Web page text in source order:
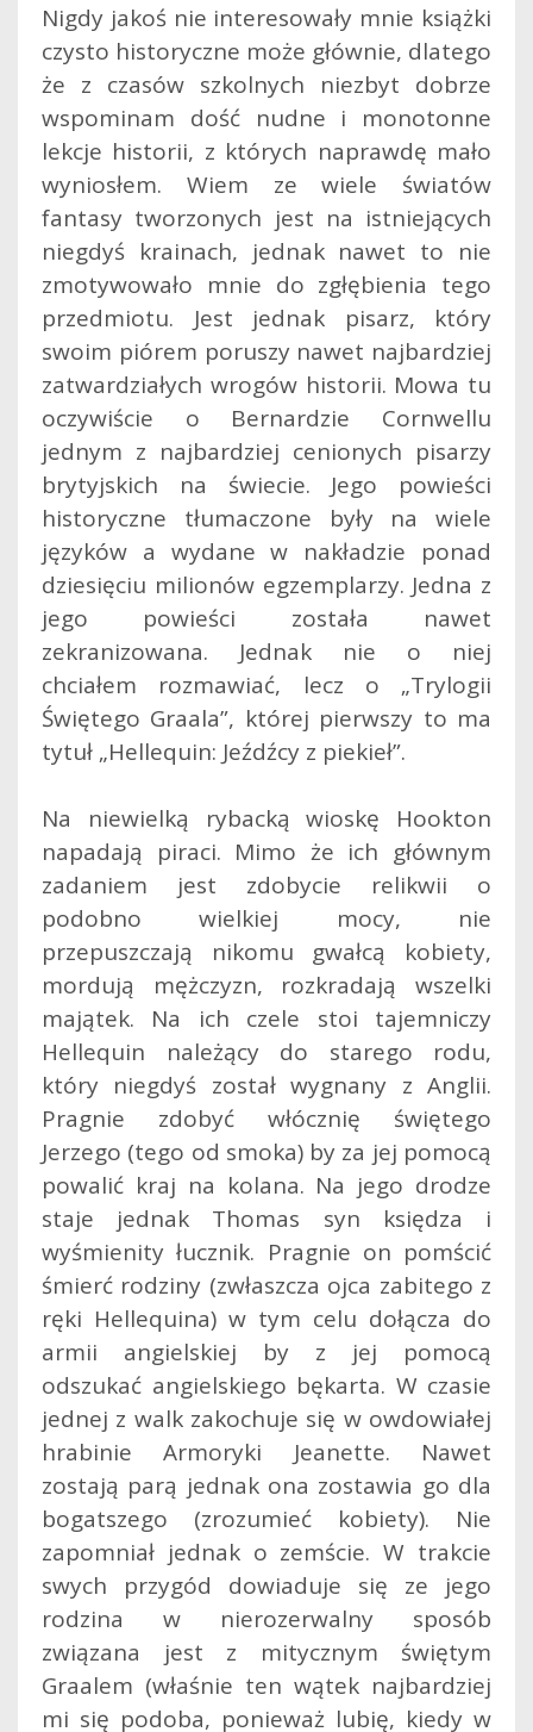
Nigdy jakoś nie interesowały mnie książki
czysto historyczne może głównie, dlatego
że z czasów szkolnych niezbyt dobrze
wspominam dość nudne i monotonne
lekcje historii, z których naprawdę mało
wyniosłem. Wiem ze wiele światów
fantasy tworzonych jest na istniejących
niegdyś krainach, jednak nawet to nie
zmotywowało mnie do zgłębienia tego
przedmiotu. Jest jednak pisarz, który
swoim piórem poruszy nawet najbardziej
zatwardziałych wrogów historii. Mowa tu
oczywiście o Bernardzie Cornwellu
jednym z najbardziej cenionych pisarzy
brytyjskich na świecie. Jego powieści
historyczne tłumaczone były na wiele
języków a wydane w nakładzie ponad
dziesięciu milionów egzemplarzy. Jedna z
jego powieści została nawet
zekranizowana. Jednak nie o niej
chciałem rozmawiać, lecz o „Trylogii
Świętego Graala”, której pierwszy to ma
tytuł „Hellequin: Jeźdźcy z piekieł”.
Na niewielką rybacką wioskę Hookton
napadają piraci. Mimo że ich głównym
zadaniem jest zdobycie relikwii o
podobno wielkiej mocy, nie
przepuszczają nikomu gwałcą kobiety,
mordują mężczyzn, rozkradają wszelki
majątek. Na ich czele stoi tajemniczy
Hellequin należący do starego rodu,
który niegdyś został wygnany z Anglii.
Pragnie zdobyć włócznię świętego
Jerzego (tego od smoka) by za jej pomocą
powalić kraj na kolana. Na jego drodze
staje jednak Thomas syn księdza i
wyśmienity łucznik. Pragnie on pomścić
śmierć rodziny (zwłaszcza ojca zabitego z
ręki Hellequina) w tym celu dołącza do
armii angielskiej by z jej pomocą
odszukać angielskiego bękarta. W czasie
jednej z walk zakochuje się w owdowiałej
hrabinie Armoryki Jeanette. Nawet
zostają parą jednak ona zostawia go dla
bogatszego (zrozumieć kobiety). Nie
zapomniał jednak o zemście. W trakcie
swych przygód dowiaduje się ze jego
rodzina w nierozerwalny sposób
związana jest z mitycznym świętym
Graalem (właśnie ten wątek najbardziej
mi się podoba, ponieważ lubię, kiedy w